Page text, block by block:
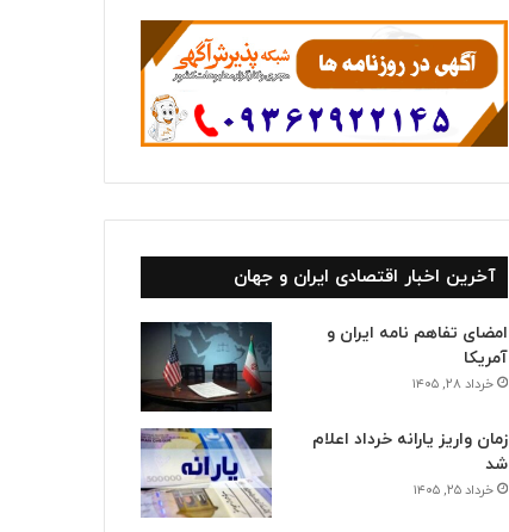
آخرین اخبار اقتصادی ایران و جهان
امضای تفاهم نامه ایران و
آمریکا
خرداد ۲۸, ۱۴۰۵
زمان واریز یارانه خرداد اعلام
شد
خرداد ۲۵, ۱۴۰۵